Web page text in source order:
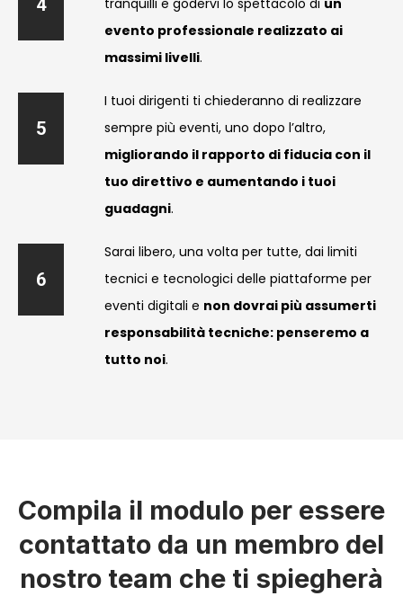
4 tranquilli e godervi lo spettacolo di un
evento professionale realizzato ai
massimi livelli.
5
I tuoi dirigenti ti chiederanno di realizzare
sempre più eventi, uno dopo l’altro,
migliorando il rapporto di fiducia con il
tuo direttivo e aumentando i tuoi
guadagni.
6
Sarai libero, una volta per tutte, dai limiti
tecnici e tecnologici delle piattaforme per
eventi digitali e non dovrai più assumerti
responsabilità tecniche: penseremo a
tutto noi.
Compila il modulo per essere
contattato da un membro del
nostro team che ti spiegherà